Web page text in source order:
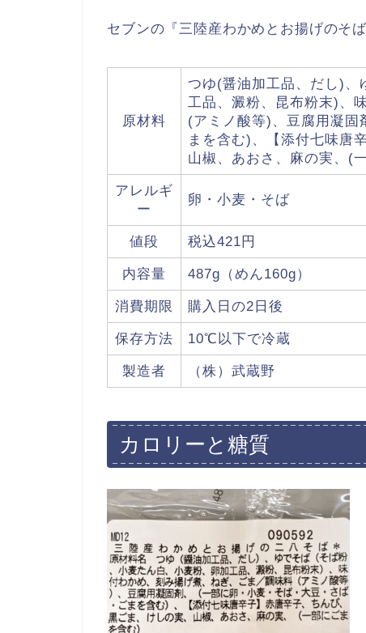
セブンの『三陸産わかめとお揚げのそ
原材料
つゆ(醤油加工品、だし)、
工品、澱粉、昆布粉末)、
(アミノ酸等)、豆腐用凝固
まを含む)、【添付七味唐
山椒、あおさ、麻の実、(
アレルギ
ー
卵・小麦・そば
値段 税込421円
内容量 487g（めん160g）
消費期限 購入日の2日後
保存方法 10℃以下で冷蔵
製造者 （株）武蔵野
カロリーと糖質